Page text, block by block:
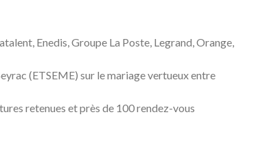
Enedis, Groupe La Poste, Legrand, Orange,
(ETSEME) sur le mariage vertueux entre
retenues et près de 100 rendez-vous